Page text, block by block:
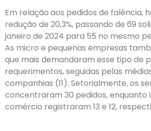
Em relação aos pedidos de falência,
redução de 20,3%, passando de 69
janeiro de 2024 para 55 no mesmo
As micro e pequenas empresas
que mais demandaram esse tipo de
requerimentos, seguidas pelas
companhias (11). Setorialmente, os
concentraram 30 pedidos, enquanto
comércio registraram 13 e 12,